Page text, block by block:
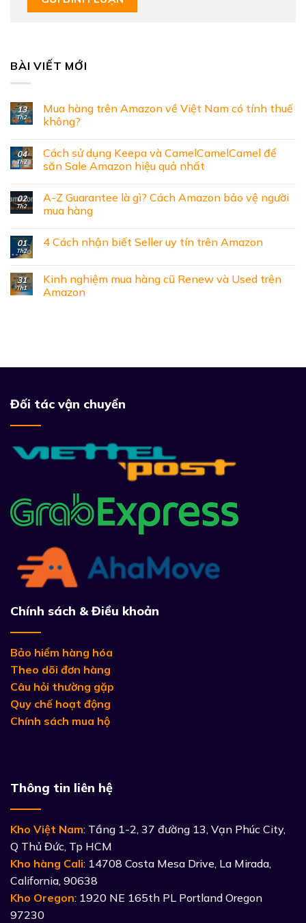
BÀI VIẾT MỚI
13
Th2
Mua hàng trên Amazon về Việt Nam có tính thuế
không?
04
Th2
Cách sử dụng Keepa và CamelCamelCamel để
săn Sale Amazon hiệu quả nhất
02
Th2
A-Z Guarantee là gì? Cách Amazon bảo vệ người
mua hàng
01
Th2
4 Cách nhận biết Seller uy tín trên Amazon
31
Th1
Kinh nghiệm mua hàng cũ Renew và Used trên
Amazon
Đối tác vận chuyển
Chính sách & Điều khoản
Bảo hiểm hàng hóa
Theo dõi đơn hàng
Câu hỏi thường gặp
Quy chế hoạt động
Chính sách mua hộ
Thông tin liên hệ
Kho Việt Nam: Tầng 1-2, 37 đường 13, Vạn Phúc City,
Q Thủ Đức, Tp HCM
Kho hàng Cali: 14708 Costa Mesa Drive, La Mirada,
California, 90638
Kho Oregon: 1920 NE 165th PL Portland Oregon
97230